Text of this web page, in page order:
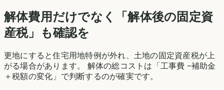
解体費用だけでなく「解体後の固定資
産税」も確認を
更地にすると住宅用地特例が外れ、土地の固定資産税が上
がる場合があります。 解体の総コストは「工事費 −補助金
＋税額の変化」で判断するのが確実です。